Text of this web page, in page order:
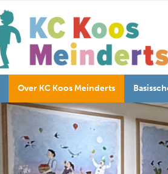
Over KC Koos Meinderts